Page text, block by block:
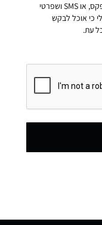
של שירותי דיוור ישיר באמצעות דוא״ל,פקס, או SMS ושפרטי
כי אוכל לבקש
עת.